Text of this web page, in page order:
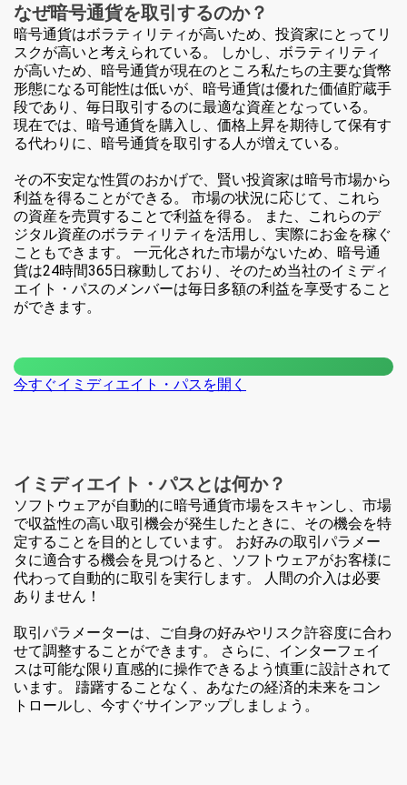
なぜ暗号通貨を取引するのか？
暗号通貨はボラティリティが高いため、投資家にとってリ
スクが高いと考えられている。 しかし、ボラティリティ
が高いため、暗号通貨が現在のところ私たちの主要な貨幣
形態になる可能性は低いが、暗号通貨は優れた価値貯蔵手
段であり、毎日取引するのに最適な資産となっている。
現在では、暗号通貨を購入し、価格上昇を期待して保有す
る代わりに、暗号通貨を取引する人が増えている。
その不安定な性質のおかげで、賢い投資家は暗号市場から
利益を得ることができる。 市場の状況に応じて、これら
の資産を売買することで利益を得る。 また、これらのデ
ジタル資産のボラティリティを活用し、実際にお金を稼ぐ
こともできます。 一元化された市場がないため、暗号通
貨は24時間365日稼動しており、そのため当社のイミディ
エイト・パスのメンバーは毎日多額の利益を享受すること
ができます。
今すぐイミディエイト・パスを開く
イミディエイト・パスとは何か？
ソフトウェアが自動的に暗号通貨市場をスキャンし、市場
で収益性の高い取引機会が発生したときに、その機会を特
定することを目的としています。 お好みの取引パラメー
タに適合する機会を見つけると、ソフトウェアがお客様に
代わって自動的に取引を実行します。 人間の介入は必要
ありません！
取引パラメーターは、ご自身の好みやリスク許容度に合わ
せて調整することができます。 さらに、インターフェイ
スは可能な限り直感的に操作できるよう慎重に設計されて
います。 躊躇することなく、あなたの経済的未来をコン
トロールし、今すぐサインアップしましょう。